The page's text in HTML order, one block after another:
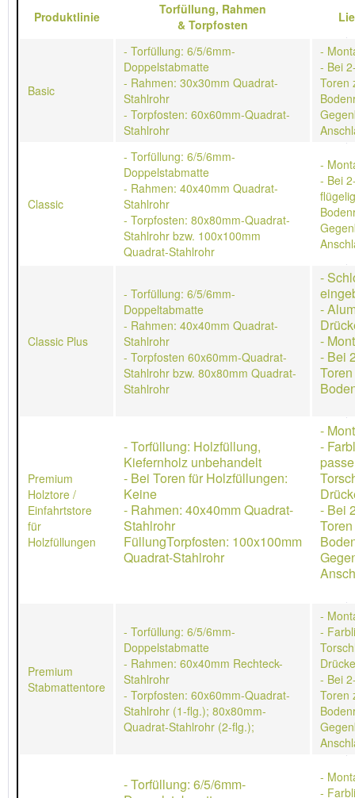
Produktlinie Torfüllung, Rahmen
& Torpfosten
Basic
- Torfüllung: 6/5/6mm-
Doppelstabmatte
- Rahmen: 30x30mm Quadrat-
Stahlrohr
- Torpfosten: 60x60mm-Quadrat-
Stahlrohr
-
- Bei
Toren
Classic
- Torfüllung: 6/5/6mm-
Doppelstabmatte
- Rahmen: 40x40mm Quadrat-
Stahlrohr
- Torpfosten: 80x80mm-Quadrat-
Stahlrohr bzw. 100x100mm
Quadrat-Stahlrohr
-
- Bei
Classic Plus
- Torfüllung: 6/5/6mm-
Doppeltabmatte
- Rahmen: 40x40mm Quadrat-
Stahlrohr
- Torpfosten 60x60mm-Quadrat-
Stahlrohr bzw. 80x80mm Quadrat-
Stahlrohr
-
-
-
- Bei
Premium
Holztore /
Einfahrtstore
für
Holzfüllungen
- Torfüllung: Holzfüllung,
Kiefernholz unbehandelt
- Bei Toren für Holzfüllungen:
Keine
- Rahmen: 40x40mm Quadrat-
Stahlrohr
FüllungTorpfosten: 100x100mm
Quadrat-Stahlrohr
-
-
- Bei
Premium
Stabmattentore
- Torfüllung: 6/5/6mm-
Doppelstabmatte
- Rahmen: 60x40mm Rechteck-
Stahlrohr
- Torpfosten: 60x60mm-Quadrat-
Stahlrohr (1-flg.); 80x80mm-
Quadrat-Stahlrohr (2-flg.);
-
-
- Bei
Toren
- Torfüllung: 6/5/6mm-
-
-